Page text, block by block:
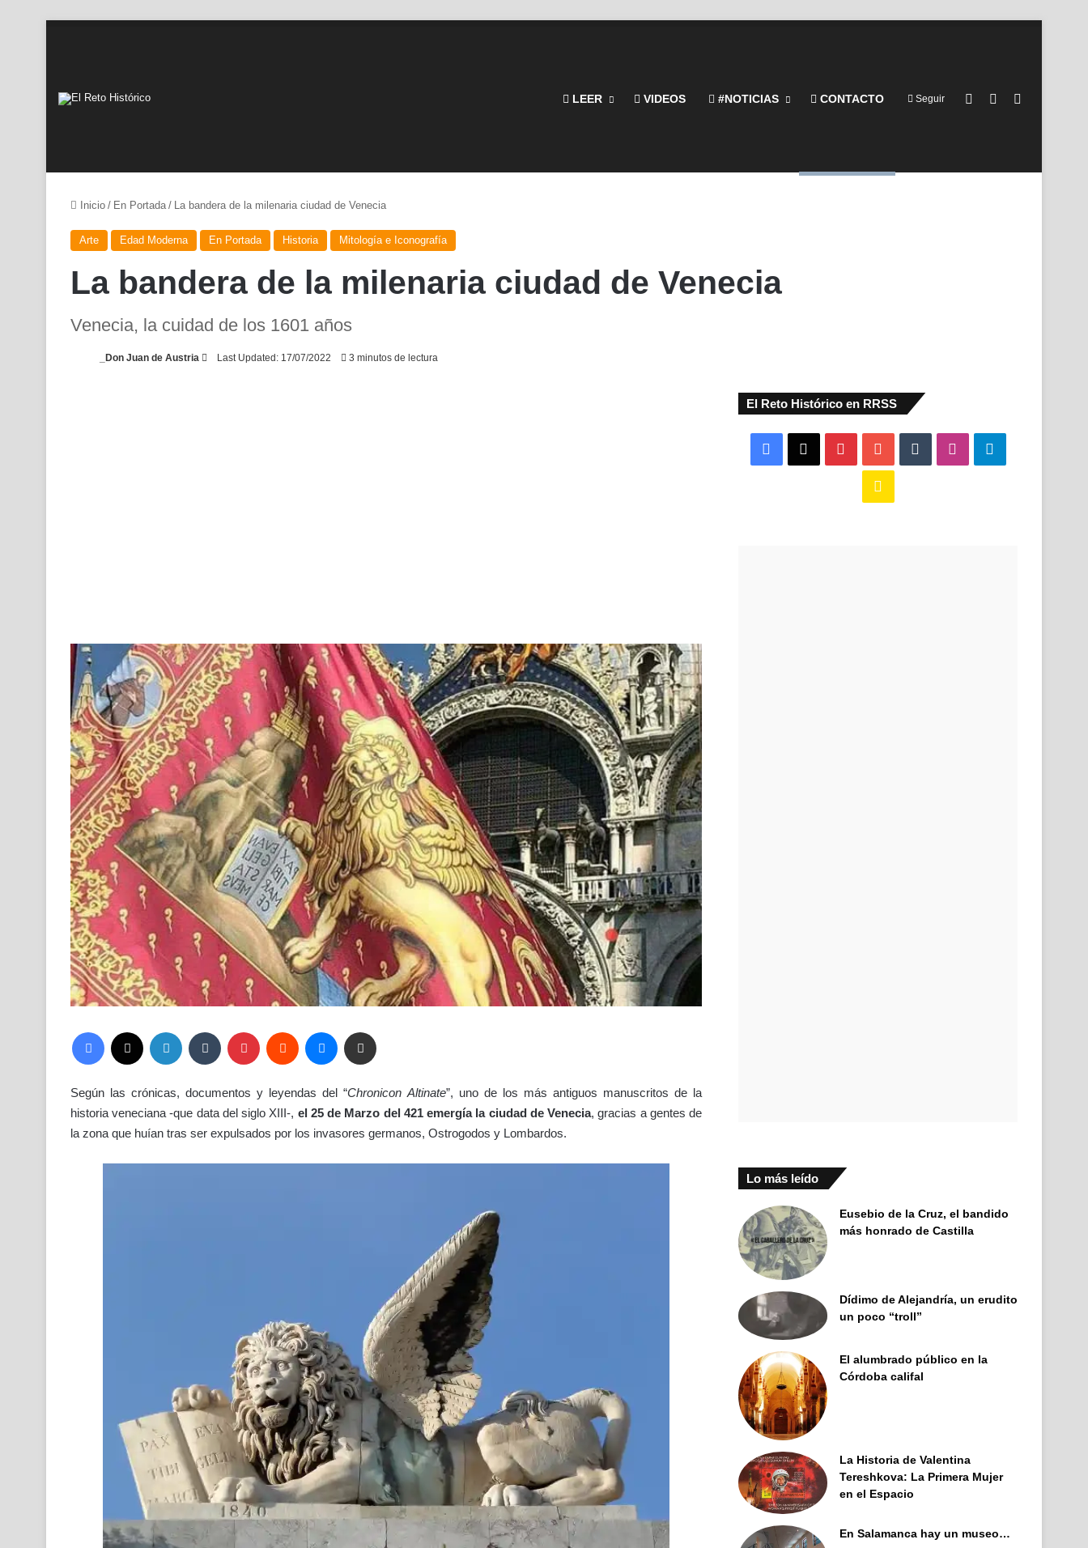
LEER VIDEOS #NOTICIAS CONTACTO Seguir Barra lateral
Switch skin
Inicio / En Portada / La bandera de la milenaria ciudad de Venecia
Arte Edad Moderna En Portada Historia Mitología e Iconografía
La bandera de la milenaria ciudad de Venecia
Venecia, la cuidad de los 1601 años
_Don Juan de Austria
Send
Last Updated: 17/07/2022 3 minutos de lectura
Facebook LinkedIn Tumblr Pinterest Reddit Messenger
Según las crónicas, documentos y leyendas del “Chronicon Altinate”, uno de los más antiguos manuscritos de la
historia veneciana -que data del siglo XIII-, el 25 de Marzo del 421 emergía la ciudad de Venecia, gracias a gentes de
la zona que huían tras ser expulsados por los invasores germanos, Ostrogodos y Lombardos.
El Reto Histórico en RRSS
Facebook PinterestYouTubeTumblr Instagram
Lo más leído
Eusebio de la Cruz, el bandido
más honrado de Castilla
Dídimo de Alejandría, un erudito
un poco “troll”
El alumbrado público en la
Córdoba califal
La Historia de Valentina
Tereshkova: La Primera Mujer
en el Espacio
En Salamanca hay un museo…